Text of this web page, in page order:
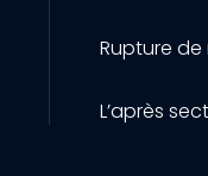
Rupture de
L’après